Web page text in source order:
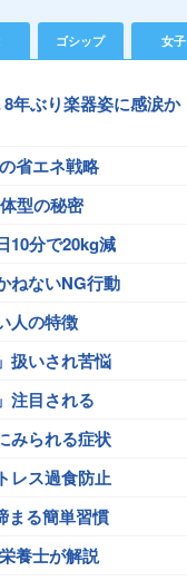
ゴシップ 女子
年ぶり楽器姿に感涙か
省エネ戦略
型の秘密
10分で20kg減
ねないNG行動
人の特徴
扱いされ苦悩
注目される
みられる症状
レス過食防止
まる簡単習慣
養士が解説